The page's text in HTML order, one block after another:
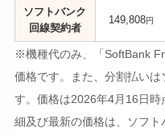
ソフトバンク
回線契約者
149,808円
※機種代のみ、「SoftBank
価格です。
また、分割払い
す。価格は2026年4月16日
細及び最新の価格は、ソフト